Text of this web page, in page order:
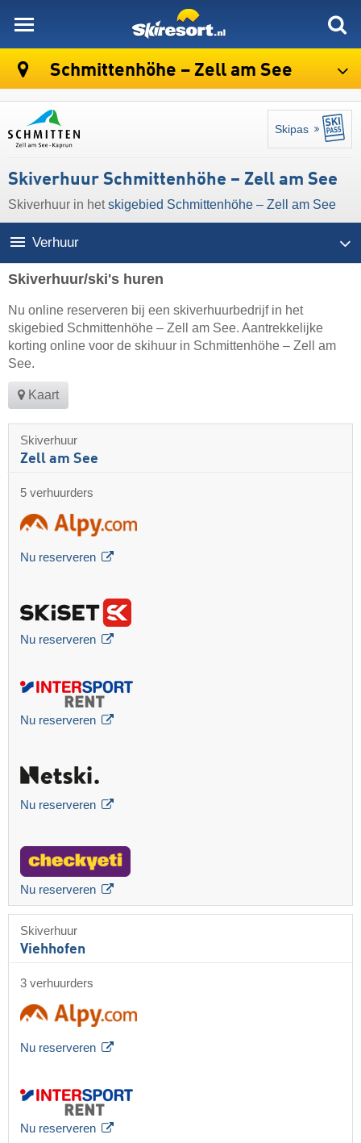
Schmittenhöhe – Zell am See
Skipas
Skiverhuur Schmittenhöhe – Zell am See
Skiverhuur in hetskigebied Schmittenhöhe – Zell am See
Verhuur
Skiverhuur/ski's huren
Nu online reserveren bij een skiverhuurbedrijf in het
skigebied Schmittenhöhe – Zell am See. Aantrekkelijke
korting online voor de skihuur in Schmittenhöhe – Zell am
See.
Kaart
Skiverhuur
Zell am See
5 verhuurders
Nu reserveren
Nu reserveren
Nu reserveren
Nu reserveren
Nu reserveren
Skiverhuur
Viehhofen
3 verhuurders
Nu reserveren
Nu reserveren